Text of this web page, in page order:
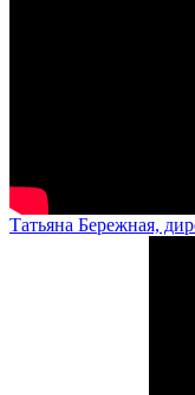
Татьяна Бережная,